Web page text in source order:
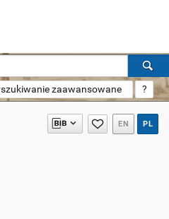
zaawansowane ?
EN PL